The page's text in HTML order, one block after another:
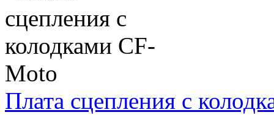
Плата сцепления с